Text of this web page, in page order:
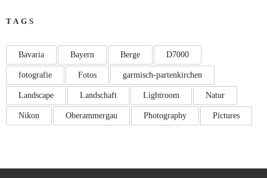
TAGS
Bavaria Bayern Berge D7000
fotografie Fotos garmisch-partenkirchen
Landscape Landschaft Lightroom Natur
Nikon Oberammergau Photography Pictures